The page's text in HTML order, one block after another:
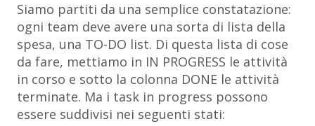
Siamo partiti da una semplice constatazione:
ogni team deve avere una sorta di lista della
spesa, una TO-DO list. Di questa lista di cose
da fare, mettiamo in IN PROGRESS le attività
in corso e sotto la colonna DONE le attività
terminate. Ma i task in progress possono
essere suddivisi nei seguenti stati: